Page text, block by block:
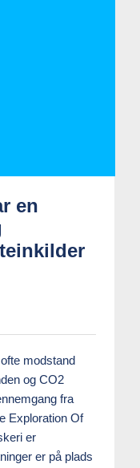
en
modstand
og CO2
fra
Exploration Of
er
er på plads